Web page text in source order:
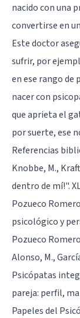
nacido con una
convertirse en
Este doctor
sufrir, por
en ese rango de
nacer con
que aprieta el
por suerte, ese
Referencias
Knobbe, M.,
dentro de mí!".
Pozueco
psicológico y
Pozueco
Alonso, M.,
Psicópatas
pareja: perfil,
Papeles del